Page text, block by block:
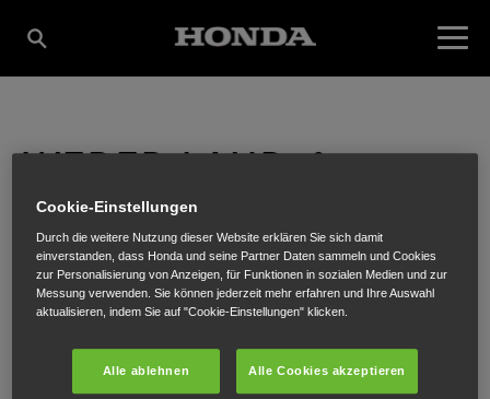
WEBER LAND-&
TORTECHNIK GMBH
Dorfstr. 21,Königsdorf,7563
Cookie-Einstellungen
Durch die weitere Nutzung dieser Website erklären Sie sich damit
einverstanden, dass Honda und seine Partner Daten sammeln und Cookies
zur Personalisierung von Anzeigen, für Funktionen in sozialen Medien und zur
Messung verwenden. Sie können jederzeit mehr erfahren und Ihre Auswahl
aktualisieren, indem Sie auf "Cookie-Einstellungen" klicken.
Alle ablehnen Alle Cookies akzeptieren